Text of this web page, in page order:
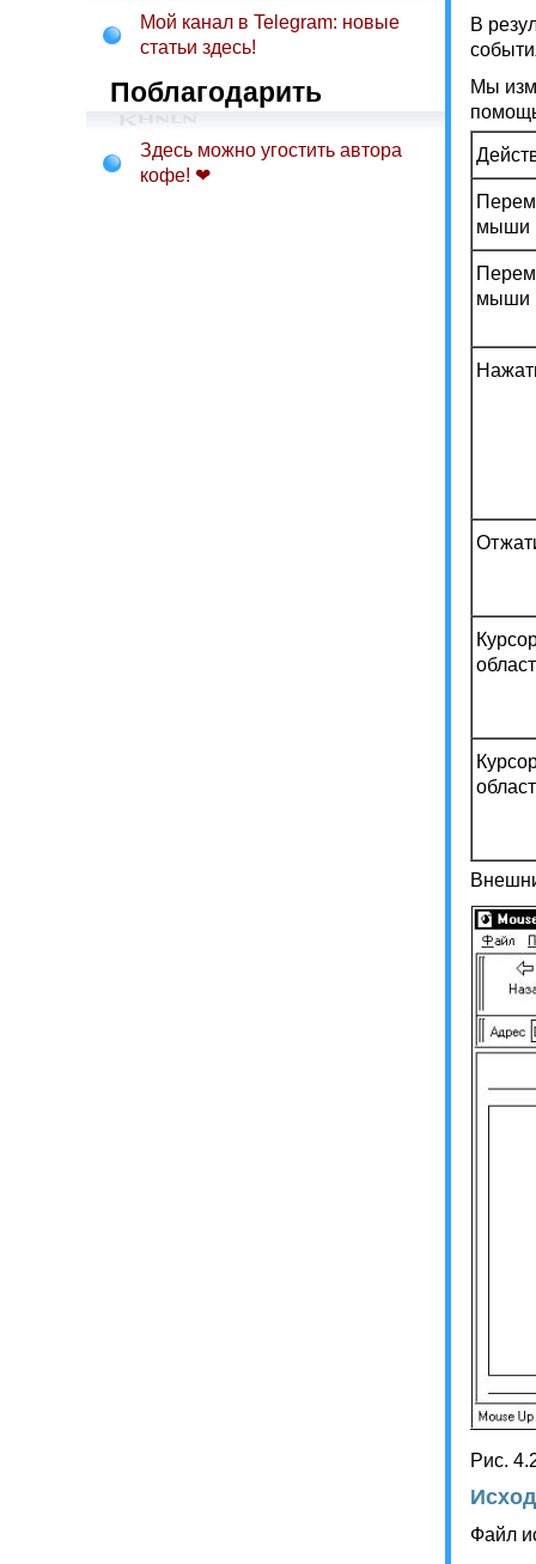
Мой канал в Telegram: новые
статьи здесь!
Поблагодарить
Здесь можно угостить автора
кофе! ❤
В
Мы
мыши
мыши
Рис.
Файл